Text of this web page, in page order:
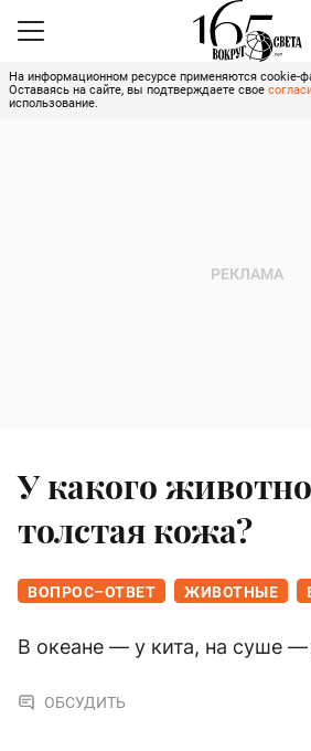
На информационном ресурсе применяются cookie-
Оставаясь на сайте, вы подтверждаете свое
использование.
У какого
толстая кожа?
ВОПРОС–ОТВЕТ ЖИВОТНЫЕ
В океане — у кита, на суше —
ОБСУДИТЬ